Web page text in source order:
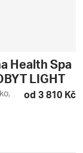
Health Spa
LIGHT
od 3 810 Kč